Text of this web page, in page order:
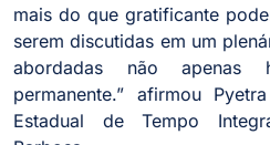
mais do que gratificante
serem discutidas em um
abordadas não
permanente.” afirmou
Estadual de Tempo